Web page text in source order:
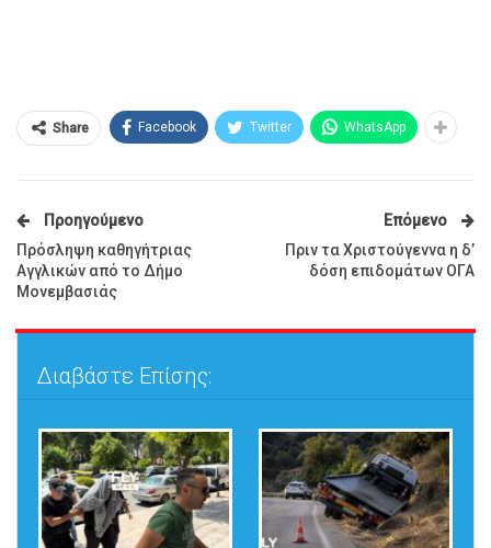
Share Facebook Twitter WhatsApp
Προηγούμενο
Πρόσληψη καθηγήτριας
Αγγλικών από το Δήμο
Μονεμβασιάς
Επόμενο
Πριν τα Χριστούγεννα η δ’
δόση επιδομάτων ΟΓΑ
Διαβάστε Επίσης: